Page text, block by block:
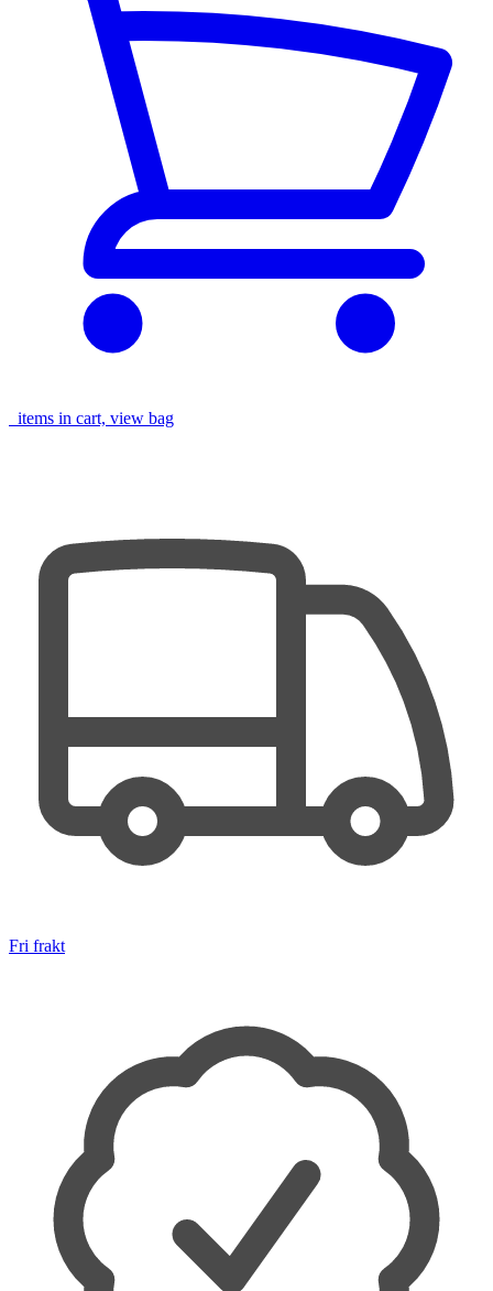
items in cart, view bag
Fri frakt